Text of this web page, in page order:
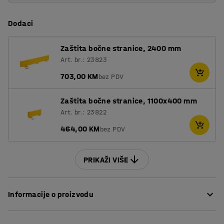
Dodaci
Zaštita bočne stranice, 2400 mm
Art. br.: 23823
703,00 KMbez PDV
Zaštita bočne stranice, 1100x400 mm
Art. br.: 23822
464,00 KMbez PDV
PRIKAŽI VIŠE
Informacije o proizvodu